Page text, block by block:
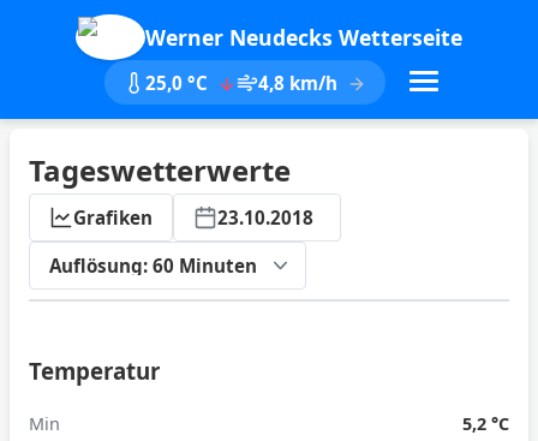
Werner Neudecks Wetterseite
25,0 °C 4,8 km/h
Tageswetterwerte
Grafiken
23.10.2018
Temperatur
Min
5,2 °C